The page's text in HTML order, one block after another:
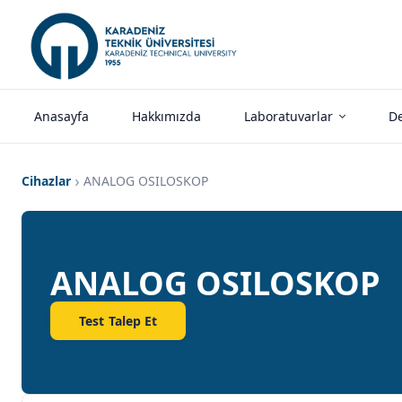
Anasayfa Hakkımızda Laboratuvarlar
Cihazlar ANALOG OSILOSKOP
ANALOG OSILOSKOP
Test Talep Et